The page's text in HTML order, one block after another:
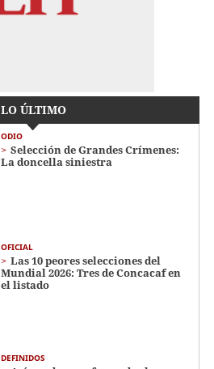
LO ÚLTIMO
ODIO
Selección de Grandes Crímenes:
La doncella siniestra
OFICIAL
Las 10 peores selecciones del
Mundial 2026: Tres de Concacaf en
el listado
DEFINIDOS